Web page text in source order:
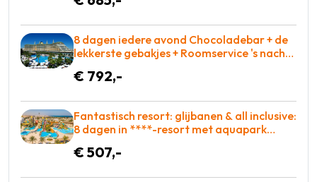
WAUW
8 dagen iedere avond Chocoladebar + de
lekkerste gebakjes + Roomservice 's nachts
€ 792,-
Fantastisch resort: glijbanen & all inclusive:
8 dagen in ****-resort met aquapark
€ 507,-